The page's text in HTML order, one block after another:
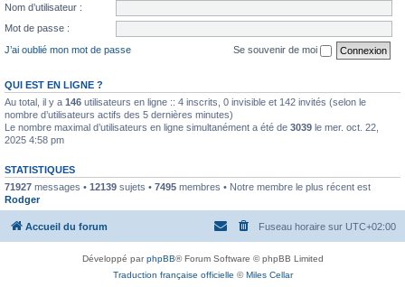
Nom d’utilisateur :
Mot de passe :
J’ai oublié mon mot de passe
Se souvenir de moi
QUI EST EN LIGNE ?
Au total, il y a 146 utilisateurs en ligne :: 4 inscrits, 0 invisible et 142 invités (selon le
nombre d’utilisateurs actifs des 5 dernières minutes)
Le nombre maximal d’utilisateurs en ligne simultanément a été de 3039 le mer. oct. 22,
2025 4:58 pm
STATISTIQUES
71927 messages • 12139 sujets • 7495 membres • Notre membre le plus récent est
Rodger
Accueil du forum Fuseau horaire sur UTC+02:00
Développé parphpBB® Forum Software © phpBB Limited
Traduction française officielle ©Miles Cellar